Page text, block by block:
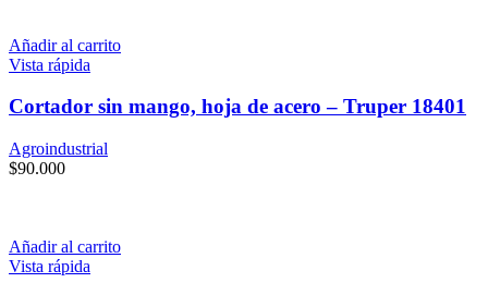
Añadir al carrito
Vista rápida
Cortador sin mango, hoja de acero – Truper 18401
Agroindustrial
$90.000
Añadir al carrito
Vista rápida